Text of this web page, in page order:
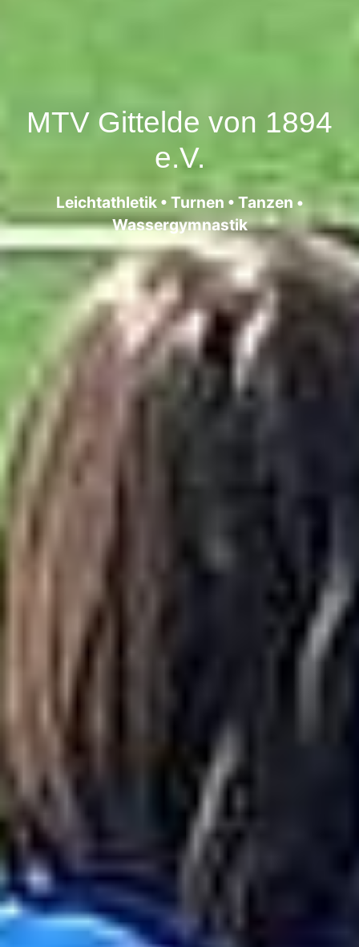
MTV Gittelde von 1894
e.V.
Leichtathletik • Turnen • Tanzen •
Wassergymnastik